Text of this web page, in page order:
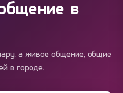
в
а живое общение, общие
в городе.